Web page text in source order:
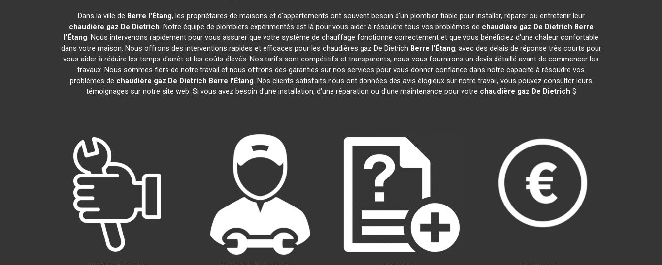
Dans la ville de Berre l'Étang, les propriétaires de maisons et d'appartements ont souvent besoin d'un plombier fiable pour installer, réparer ou entretenir leur
chaudière gaz De Dietrich. Notre équipe de plombiers expérimentés est là pour vous aider à résoudre tous vos problèmes de chaudière gaz De Dietrich Berre
l'Étang. Nous intervenons rapidement pour vous assurer que votre système de chauffage fonctionne correctement et que vous bénéficiez d'une chaleur confortable
dans votre maison. Nous offrons des interventions rapides et efficaces pour les chaudières gaz De Dietrich Berre l'Étang, avec des délais de réponse très courts pour
vous aider à réduire les temps d'arrêt et les coûts élevés. Nos tarifs sont compétitifs et transparents, nous vous fournirons un devis détaillé avant de commencer les
travaux. Nous sommes fiers de notre travail et nous offrons des garanties sur nos services pour vous donner confiance dans notre capacité à résoudre vos
problèmes de chaudière gaz De Dietrich Berre l'Étang. Nos clients satisfaits nous ont données des avis élogieux sur notre travail, vous pouvez consulter leurs
témoignages sur notre site web. Si vous avez besoin d'une installation, d'une réparation ou d'une maintenance pour votre chaudière gaz De Dietrich $